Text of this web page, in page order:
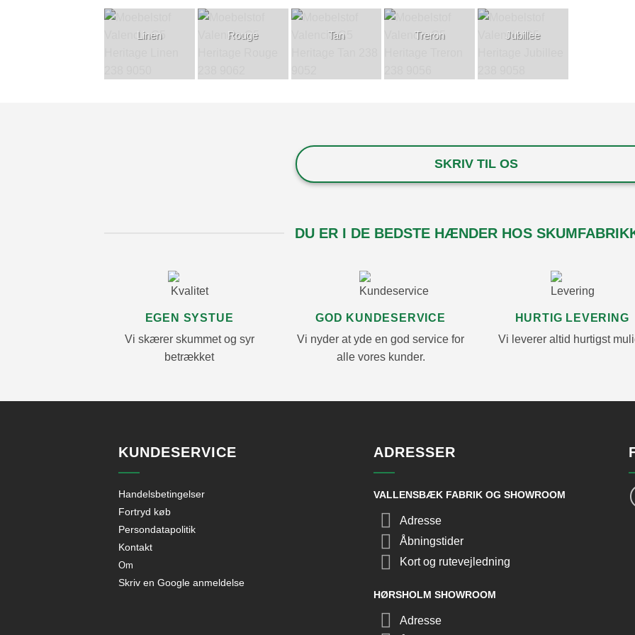
Linen Rouge Tan Treron Jubillee
SKRIV TIL OS
DU ER I DE BEDSTE HÆNDER HOS
EGEN SYSTUE
Vi skærer skummet og syr
betrækket
GOD KUNDESERVICE
Vi nyder at yde en god service for
alle vores kunder.
HURTIG LEVERING
Vi leverer altid hurtigst
KUNDESERVICE
Handelsbetingelser
Fortryd køb
Persondatapolitik
Kontakt
Om
Skriv en Google anmeldelse
ADRESSER
VALLENSBÆK FABRIK OG SHOWROOM
Adresse
Åbningstider
Kort og rutevejledning
HØRSHOLM SHOWROOM
Adresse